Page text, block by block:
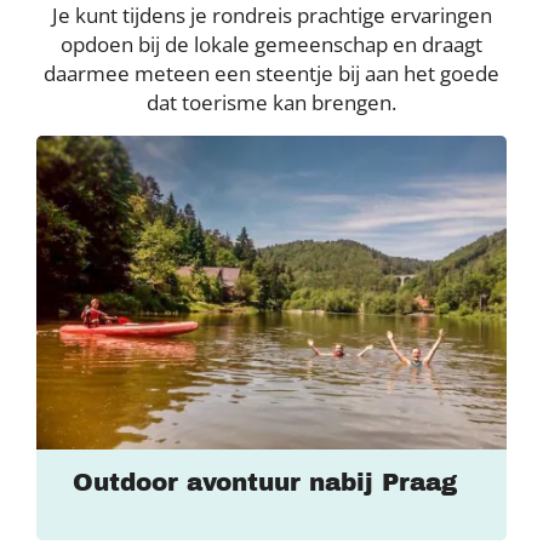
Je kunt tijdens je rondreis prachtige ervaringen
opdoen bij de lokale gemeenschap en draagt
daarmee meteen een steentje bij aan het goede
dat toerisme kan brengen.
Outdoor avontuur nabij Praag